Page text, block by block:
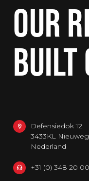
OUR
BUILT
Defensiedok 12
3433KL
Nederland
+31 (0) 348 20